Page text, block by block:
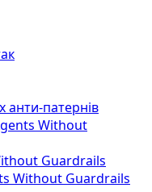
анти-патернів
Without
Guardrails
Without Guardrails